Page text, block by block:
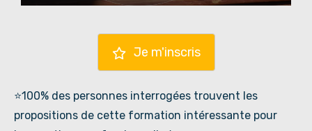
Je m'inscris
⭐100% des personnes interrogées trouvent les
propositions de cette formation intéressante pour